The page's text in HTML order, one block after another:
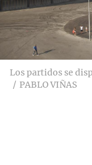
Los partidos se
PABLO VIÑAS